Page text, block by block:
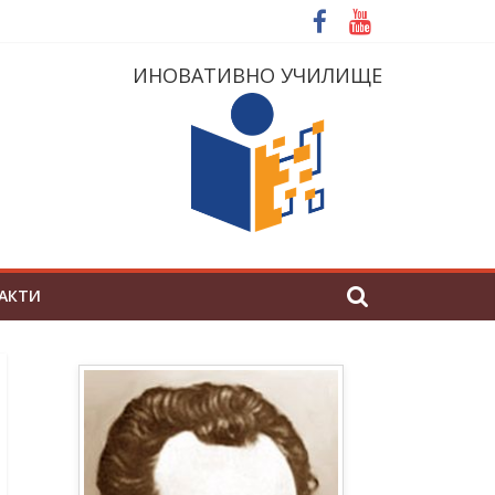
ИНОВАТИВНО УЧИЛИЩЕ